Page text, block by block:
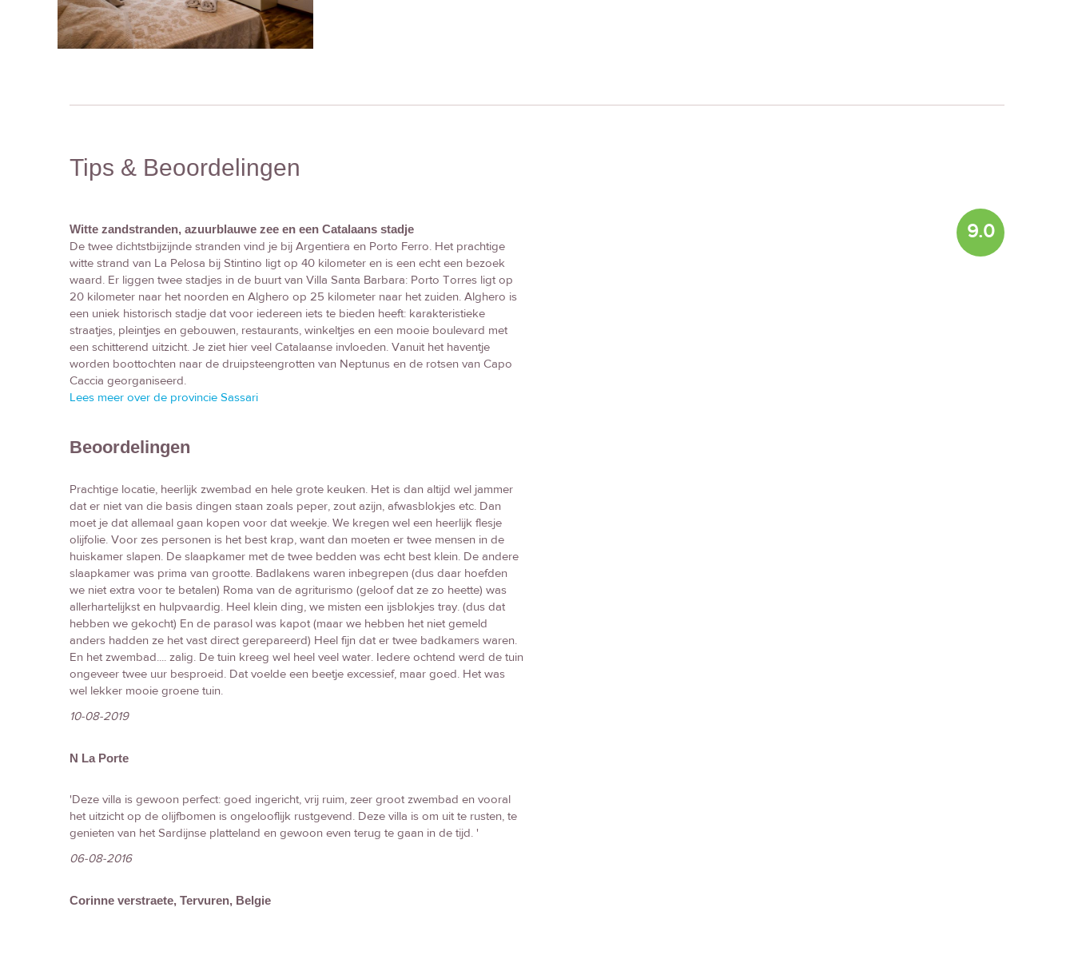
Tips & Beoordelingen
9.0
Witte zandstranden, azuurblauwe zee en een Catalaans stadje
De twee dichtstbijzijnde stranden vind je bij Argentiera en Porto Ferro. Het prachtige
witte strand van La Pelosa bij Stintino ligt op 40 kilometer en is een echt een bezoek
waard. Er liggen twee stadjes in de buurt van Villa Santa Barbara: Porto Torres ligt op
20 kilometer naar het noorden en Alghero op 25 kilometer naar het zuiden. Alghero is
een uniek historisch stadje dat voor iedereen iets te bieden heeft: karakteristieke
straatjes, pleintjes en gebouwen, restaurants, winkeltjes en een mooie boulevard met
een schitterend uitzicht. Je ziet hier veel Catalaanse invloeden. Vanuit het haventje
worden boottochten naar de druipsteengrotten van Neptunus en de rotsen van Capo
Caccia georganiseerd.
Lees meer over de provincie Sassari
Beoordelingen
Prachtige locatie, heerlijk zwembad en hele grote keuken. Het is dan altijd wel jammer
dat er niet van die basis dingen staan zoals peper, zout azijn, afwasblokjes etc. Dan
moet je dat allemaal gaan kopen voor dat weekje. We kregen wel een heerlijk flesje
olijfolie. Voor zes personen is het best krap, want dan moeten er twee mensen in de
huiskamer slapen. De slaapkamer met de twee bedden was echt best klein. De andere
slaapkamer was prima van grootte. Badlakens waren inbegrepen (dus daar hoefden
we niet extra voor te betalen) Roma van de agriturismo (geloof dat ze zo heette) was
allerhartelijkst en hulpvaardig. Heel klein ding, we misten een ijsblokjes tray. (dus dat
hebben we gekocht) En de parasol was kapot (maar we hebben het niet gemeld
anders hadden ze het vast direct gerepareerd) Heel fijn dat er twee badkamers waren.
En het zwembad.... zalig. De tuin kreeg wel heel veel water. Iedere ochtend werd de tuin
ongeveer twee uur besproeid. Dat voelde een beetje excessief, maar goed. Het was
wel lekker mooie groene tuin.
10-08-2019
N La Porte
'Deze villa is gewoon perfect: goed ingericht, vrij ruim, zeer groot zwembad en vooral
het uitzicht op de olijfbomen is ongelooflijk rustgevend. Deze villa is om uit te rusten, te
genieten van het Sardijnse platteland en gewoon even terug te gaan in de tijd. '
06-08-2016
Corinne verstraete, Tervuren, Belgie